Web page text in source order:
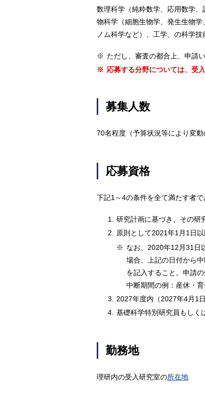
数理科学（純粋数学、応用数学
物科学（細胞生物学、発生生物
ノム科学など）、工学、の科学
※ ただし、審査の都合上、申請
※ 応募する分野については、受
募集人数
70名程度（予算状況等により変動
応募資格
下記1～4の条件を全て満たす者で
1.
研究計画に基づき、その研
2.
原則として2021年1月1日
※ なお、2020年12月31日
場合、上記の日付から
を記入すること。申請
中断期間の例：産休・
3.
2027年度内（2027年4月1
4. 基礎科学特別研究員もしく
勤務地
理研内の受入研究室の所在地